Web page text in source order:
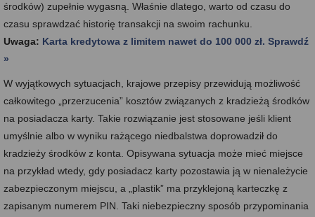
środków) zupełnie wygasną. Właśnie dlatego, warto od czasu do
czasu sprawdzać historię transakcji na swoim rachunku.
Uwaga: Karta kredytowa z limitem nawet do 100 000 zł. Sprawdź
»
W wyjątkowych sytuacjach, krajowe przepisy przewidują możliwość
całkowitego „przerzucenia” kosztów związanych z kradzieżą środków
na posiadacza karty. Takie rozwiązanie jest stosowane jeśli klient
umyślnie albo w wyniku rażącego niedbalstwa doprowadził do
kradzieży środków z konta. Opisywana sytuacja może mieć miejsce
na przykład wtedy, gdy posiadacz karty pozostawia ją w nienależycie
zabezpieczonym miejscu, a „plastik” ma przyklejoną karteczkę z
zapisanym numerem PIN. Taki niebezpieczny sposób przypominania